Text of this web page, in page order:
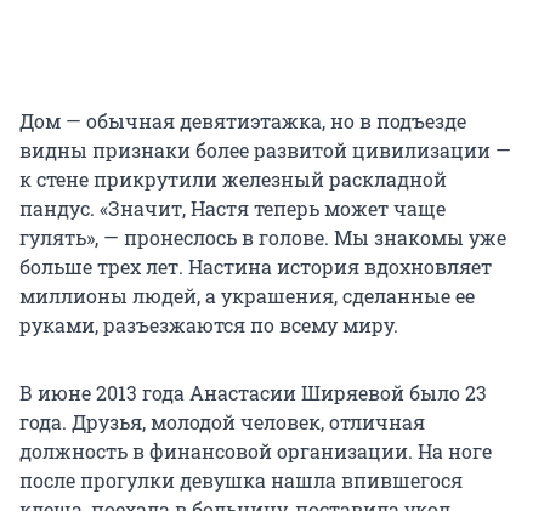
Дом — обычная девятиэтажка, но в подъезде
видны признаки более развитой цивилизации —
к стене прикрутили железный раскладной
пандус. «Значит, Настя теперь может чаще
гулять», — пронеслось в голове. Мы знакомы уже
больше трех лет. Настина история вдохновляет
миллионы людей, а украшения, сделанные ее
руками, разъезжаются по всему миру.
В июне 2013 года Анастасии Ширяевой было 23
года. Друзья, молодой человек, отличная
должность в финансовой организации. На ноге
после прогулки девушка нашла впившегося